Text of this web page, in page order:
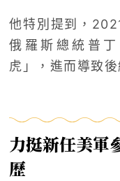
他特別提到，
俄羅斯總統普
虎」，進而導致後
力挺新任美軍
歷